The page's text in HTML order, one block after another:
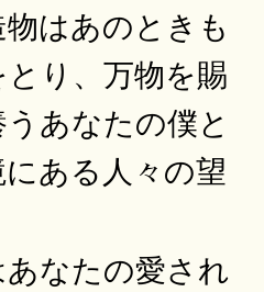
はあのときも
り、万物を賜
あなたの僕と
ある人々の望
なたの愛され